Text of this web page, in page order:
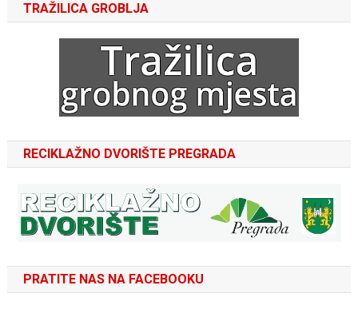
TRAŽILICA GROBLJA
RECIKLAŽNO DVORIŠTE PREGRADA
PRATITE NAS NA FACEBOOKU